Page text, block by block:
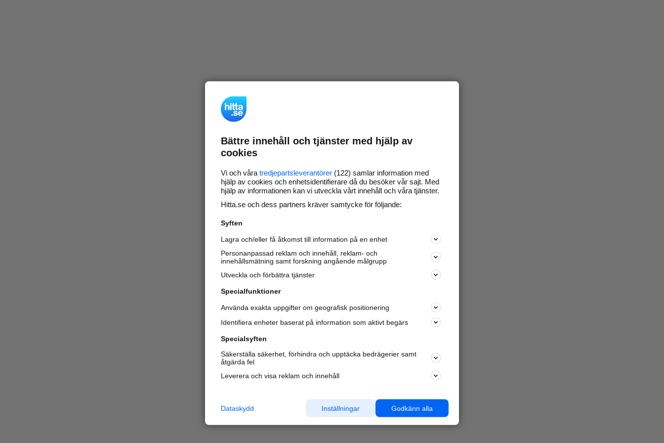
Bättre innehåll och tjänster med hjälp av
cookies
Vi och våra tredjepartsleverantörer (122) samlar information med
hjälp av cookies och enhetsidentifierare då du besöker vår sajt. Med
hjälp av informationen kan vi utveckla vårt innehåll och våra tjänster.
Hitta.se och dess partners kräver samtycke för följande:
Syften
Lagra och/eller få åtkomst till information på en enhet
Personanpassad reklam och innehåll, reklam- och
innehållsmätning samt forskning angående målgrupp
Utveckla och förbättra tjänster
Specialfunktioner
Använda exakta uppgifter om geografisk positionering
Identifiera enheter baserat på information som aktivt begärs
Specialsyften
Säkerställa säkerhet, förhindra och upptäcka bedrägerier samt
åtgärda fel
Leverera och visa reklam och innehåll
Godkänn alla
Inställningar
Dataskydd